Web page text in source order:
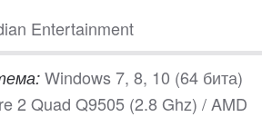
Entertainment
Windows 7, 8, 10 (64 бита)
2 Quad Q9505 (2.8 Ghz) / AMD